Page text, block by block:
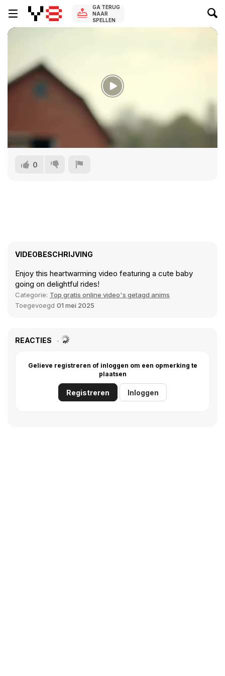
GA TERUG
NAAR
SPELLEN
0
VIDEOBESCHRIJVING
Enjoy this heartwarming video featuring a cute baby
going on delightful rides!
Categorie: Top gratis online video's getagd anims
Toegevoegd 01 mei 2025
REACTIES
Gelieve registreren of inloggen om een opmerking te
plaatsen
Registreren Inloggen